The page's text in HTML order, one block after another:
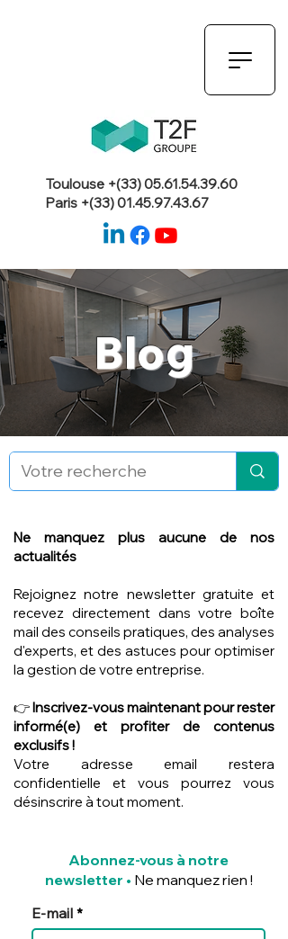
Toulouse +(33)05.61.54.39.60
Paris +(33)01.45.97.43.67
Blog
Ne manquez plus aucune de nos
actualités
Rejoignez notre newsletter gratuite et
recevez directement dans votre boîte
mail des conseils pratiques, des analyses
d'experts, et des astuces pour optimiser
la gestion de votre entreprise.
👉Inscrivez-vous maintenant pour rester
informé(e) et profiter de contenus
exclusifs !
Votre adresse email restera
confidentielle et vous pourrez vous
désinscrire à tout moment.
Abonnez-vous à notre
newsletter • Ne manquez rien !
E-mail